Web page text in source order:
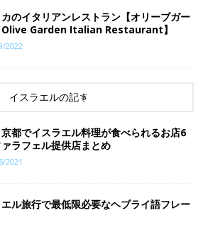
のイタリアンレストラン【オリーブガー
Olive Garden Italian Restaurant】
2022
イスラエルの記事
都でイスラエル料理が食べられるお店6
ラフェル提供店まとめ
2021
ル旅行で最低限必要なヘブライ語フレー